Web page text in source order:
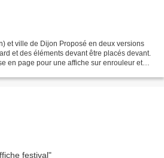
et ville de Dijon Proposé en deux versions
et des éléments devant être placés devant.
en page pour une affiche sur enrouleur et